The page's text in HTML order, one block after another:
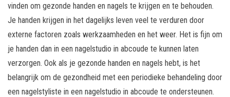
vinden om gezonde handen en nagels te krijgen en te behouden.
Je handen krijgen in het dagelijks leven veel te verduren door
externe factoren zoals werkzaamheden en het weer. Het is fijn om
je handen dan in een nagelstudio in abcoude te kunnen laten
verzorgen. Ook als je gezonde handen en nagels hebt, is het
belangrijk om de gezondheid met een periodieke behandeling door
een nagelstyliste in een nagelstudio in abcoude te ondersteunen.